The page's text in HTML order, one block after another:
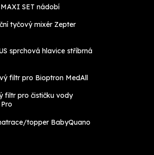
SET nádobí
tyčový mixér Zepter
sprchová hlavice stříbrná
filtr pro Bioptron MedAll
filtr pro čističku vody
topper BabyQuano